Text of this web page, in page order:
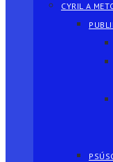
CYRIL A